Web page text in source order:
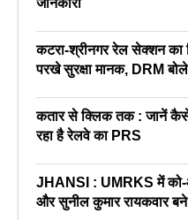
जानकारी
कटरा-श्रीनगर रेल सेक्शन का
परखे सुरक्षा मानक, DRM
कतार से क्लिक तक : जानें
रहा है रेलवे का PRS
JHANSI : UMRKS में को-
और सुनील कुमार रायकवार